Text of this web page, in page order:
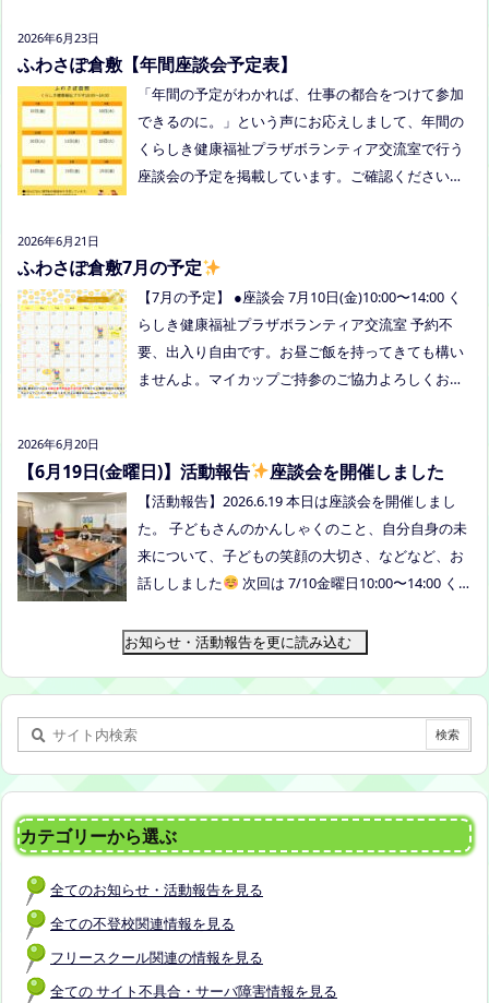
軽食を食べます。 締め切り：2026年7月24日（金）1
込みください。または、公式LINE、Instagramにメ
ッセージを送ってください。
2026年6月23日
ふわさぽ倉敷【年間座談会予定表】
「年間の予定がわかれば、仕事の都合をつけて参加
できるのに。」という声にお応えしまして、年間の
くらしき健康福祉プラザボランティア交流室で行う
座談会の予定を掲載しています。ご確認ください！
ームページなどでお伝えします。
2026年6月21日
ふわさぽ倉敷7月の予定
【7月の予定】 ●座談会 7月10日(金)10:00〜14:00 く
らしき健康福祉プラザボランティア交流室 予約不
要、出入り自由です。お昼ご飯を持ってきても構い
ませんよ。マイカップご持参のご協力よろしくお願
（加賀郡吉備中央町田土3109-3） 日時：令和８年7
7月28日（火）10:00~13:00頃 場所：玉島某所 参加
をされた方は場所を個別にメールでお伝えします。
内容：いつもの座談会とは違う場所でこじんまりと
年7月24日（金）17:00まで お申し込みはこちら
h
2026年6月20日
【6月19日(金曜日)】活動報告 座談会を開催しました
【活動報告】2026.6.19 本日は座談会を開催しまし
た。 子どもさんのかんしゃくのこと、自分自身の未
来について、子どもの笑顔の大切さ、などなど、お
話ししました
次回は 7/10金曜日10:00〜14:00 く
お知らせ・活動報告を更に読み込む
カテゴリーから選ぶ
全てのお知らせ・活動報告を見る
全ての不登校関連情報を見る
フリースクール関連の情報を見る
全ての サイト不具合・サーバ障害情報を見る